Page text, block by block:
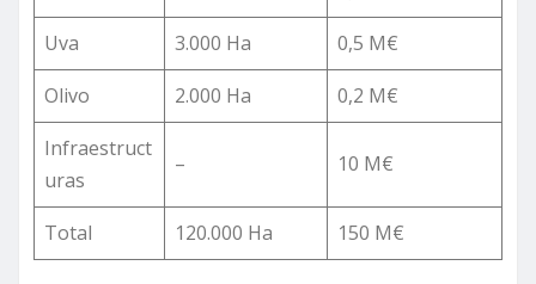
Uva
3.000 Ha
0,5 M€
Olivo
2.000 Ha
0,2 M€
Infraestruct
uras
– 10 M€
Total 120.000 Ha 150 M€